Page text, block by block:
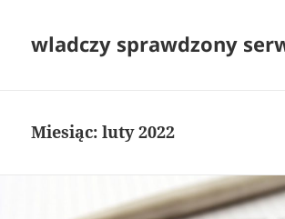
wladczy sprawdzony
Miesiąc:luty 2022